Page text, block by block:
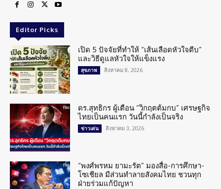
Editor Picks
เปิด 5 ปัจจัยที่ทำให้ “เส้นเลือดหัวใจตีบ”
และวิธีดูแลหัวใจให้แข็งแรง
สุขภาพ สิงหาคม 8, 2026
ดร.สุทธิกร ผู้เตือน “วิกฤตต้มกบ” เศรษฐกิจ
ไทยเป็นคนแรก วันนี้กำลังเป็นจริง
ข่าวเด่น สิงหาคม 3, 2026
“พงศ์พรหม ยามะรัต” มองสื่อ-การศึกษา-
โซเชียล มีส่วนทำลายสังคมไทย ชวนทุก
ฝ่ายร่วมแก้ปัญหา